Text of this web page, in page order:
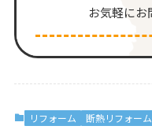
お気軽にお
リフォーム 断熱リフォーム